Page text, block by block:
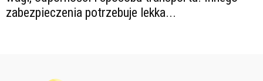
zabezpieczenia potrzebuje lekka...